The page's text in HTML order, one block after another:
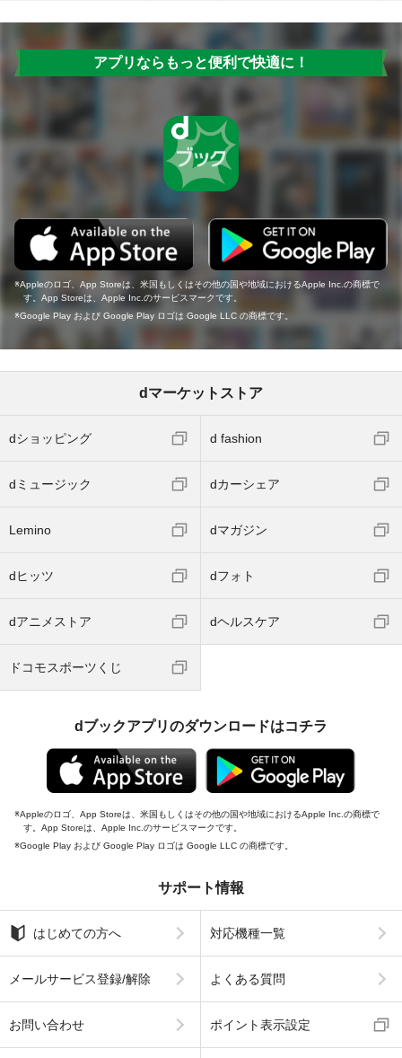
アプリならもっと便利で快適に！
Appleのロゴ、App Storeは、米国もしくはその他の国や地域におけるApple Inc.の商標で
す。App Storeは、Apple Inc.のサービスマークです。
Google Play および Google Play ロゴは Google LLC の商標です。
dマーケットストア
dショッピング d fashion
dミュージック dカーシェア
Lemino dマガジン
dヒッツ dフォト
dアニメストア dヘルスケア
ドコモスポーツくじ
dブックアプリのダウンロードはコチラ
Appleのロゴ、App Storeは、米国もしくはその他の国や地域におけるApple Inc.の商標で
す。App Storeは、Apple Inc.のサービスマークです。
Google Play および Google Play ロゴは Google LLC の商標です。
サポート情報
はじめての方へ 対応機種一覧
メールサービス登録/解除 よくある質問
お問い合わせ ポイント表示設定